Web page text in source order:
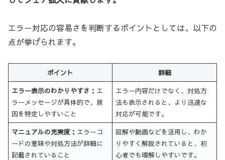
エラー対応の容易さを判断するポイントとしては、以下の
点が挙げられます。
ポイント 詳細
エラー表示のわかりやすさ： エ
ラーメッセージが具体的で、原
因を特定しやすいこと
エラー内容だけでなく、対処方
法も表示されると、より迅速な
対応が可能です。
マニュアルの充実度： エラーコ
ードの意味や対処方法が詳細に
記載されていること
図解や動画などを活用し、わか
りやすく解説されていると、初
心者でも理解しやすいです。